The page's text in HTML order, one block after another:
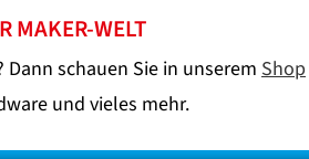
MAKER-WELT
schauen Sie in unserem Shop
und vieles mehr.